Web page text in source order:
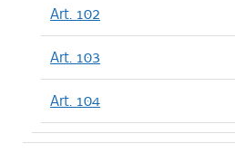
Art. 102
Art. 103
Art. 104